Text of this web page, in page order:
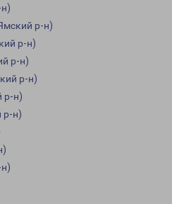
р-н)
р-н)
р-н)
р-н)
р-н)
р-н)